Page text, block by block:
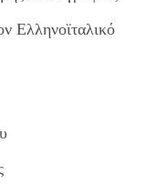
Ελληνοϊταλικό